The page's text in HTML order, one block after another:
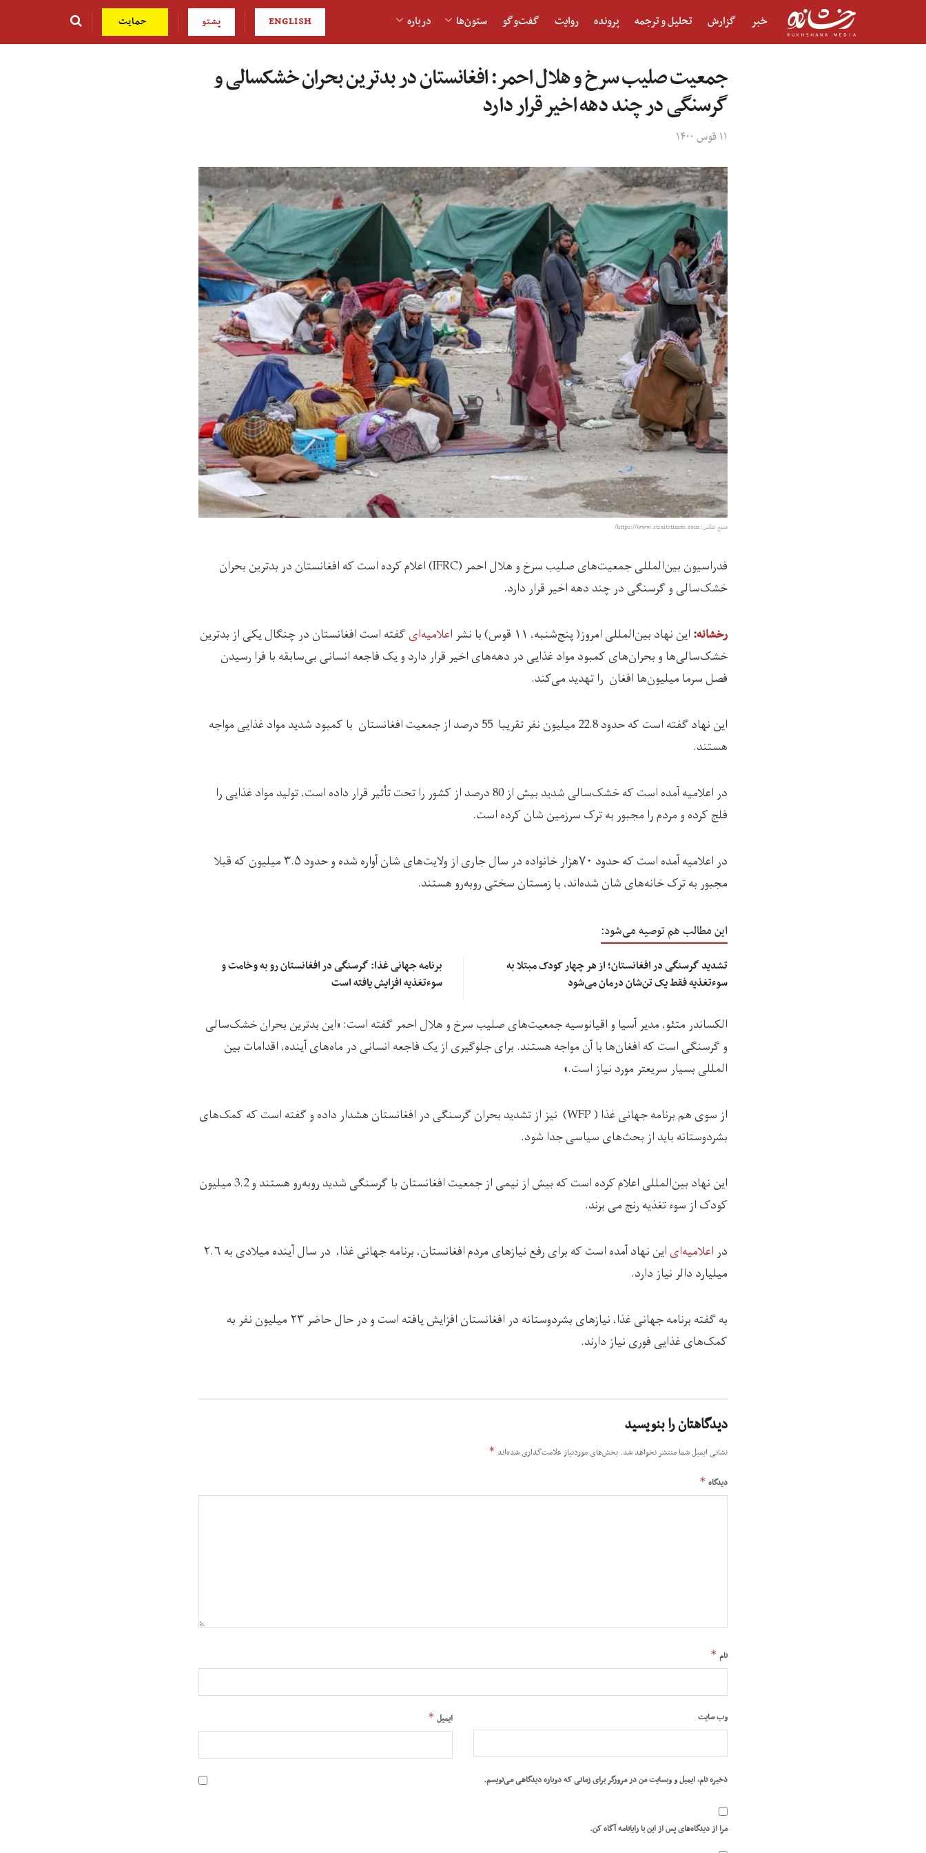
خبر گزارش تحلیل و ترجمه پرونده روایت گفت‌و‎گو ستون‌ها درباره ENGLISH پشتو حمایت
جمعیت صلیب سرخ و هلال احمر: افغانستان در بدترین بحران خشکسالی و
گرسنگی در چند دهه اخیر قرار دارد
۱۱ قوس ۱۴۰۰
منبع عکس: https://www.straitstimes.com/
فدراسیون بین‌المللی جمعیت‌های صلیب سرخ و هلال احمر (IFRC) اعلام کرده است که افغانستان در بدترین بحران
خشک‌سالی و گرسنگی در چند دهه اخیر قرار دارد.
رخشانه: این نهاد بین‌‌المللی امروز( پنج‌شنبه، ۱۱ قوس) با نشر اعلامیه‌ایگفته است افغانستان در چنگال یکی از بدترین
خشک‌سالی‌ها و بحران‌های کمبود مواد غذایی در دهه‌های اخیر قرار دارد و یک فاجعه انسانی بی‌سابقه با فرا رسیدن
فصل سرما میلیون‌ها افغان را تهدید می‌کند.
این نهاد گفته است که حدود 22.8 میلیون نفر تقریبا 55 درصد از جمعیت افغانستان با کمبود شدید مواد غذایی مواجه
هستند.
در اعلامیه آمده است که خشک‌سالی شدید بیش از 80 درصد از کشور را تحت تأثیر قرار داده است، تولید مواد غذایی را
فلج کرده و مردم را مجبور به ترک سرزمین شان کرده است.
در اعلامیه آمده است که حدود ۷۰هزار خانواده در سال جاری از ولایت‌های شان آواره شده و حدود ۳.۵ میلیون که قبلا
مجبور به ترک‌ خانه‌های شان شده‌اند، با زمستان سختی روبه‌رو هستند.
این مطالب هم توصیه می‌شود:
تشدید گرسنگی در افغانستان؛ از هر چهار کودک مبتلا به
سوءتغذیه فقط یک تن‌شان درمان می‌شود
برنامه جهانی غذا: گرسنگی در افغانستان رو به وخامت و
سوءتغذیه افزایش یافته است
الکساندر متئو، مدیر آسیا و اقیانوسیه جمعیت‌های صلیب سرخ و هلال احمر گفته است: «این بدترین بحران خشک‌سالی
و گرسنگی است که افغان‌ها با آن مواجه هستند. برای جلوگیری از یک فاجعه انسانی در ماه‌های آینده، اقدامات بین
المللی بسیار سریعتر مورد نیاز است.»
از سوی هم برنامه جهانی غذا ( WFP) نیز از تشدید بحران گرسنگی در افغانستان هشدار داده و گفته است که کمک‌های
بشردوستانه باید از بحث‌های سیاسی جدا شود.
این نهاد بین‌المللی اعلام کرده است که بیش از نیمی از جمعیت افغانستان با گرسنگی شدید روبه‌رو هستند و 3.2 میلیون
کودک از سوء تغذیه رنج می برند.
دراعلامیه‌ای
این نهاد آمده است که برای رفع نیازهای مردم افغانستان، برنامه جهانی غذا، در سال آینده میلادی به ۲.۶
میلیارد دالر نیاز دارد.
به گفته برنامه جهانی غذا، نیازهای بشردوستانه در افغانستان افزایش یافته است و در حال حاضر ۲۳ میلیون نفر به
کمک‌های غذایی فوری نیاز دارند.
دیدگاهتان را بنویسید
نشانی ایمیل شما منتشر نخواهد شد. بخش‌های موردنیاز علامت‌گذاری شده‌اند *
دیدگاه *
نام *
ایمیل * وب‌ سایت
ذخیره نام، ایمیل و وبسایت من در مرورگر برای زمانی که دوباره دیدگاهی می‌نویسم.
مرا از دیدگاه‌های پس از این با رایانامه آگاه کن.